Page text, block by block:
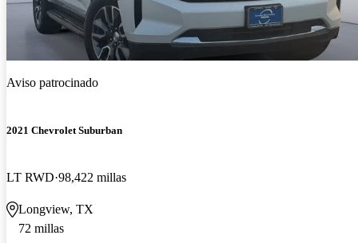
Aviso patrocinado
2021 Chevrolet Suburban
LT RWD 98,422 millas
Longview, TX
72 millas